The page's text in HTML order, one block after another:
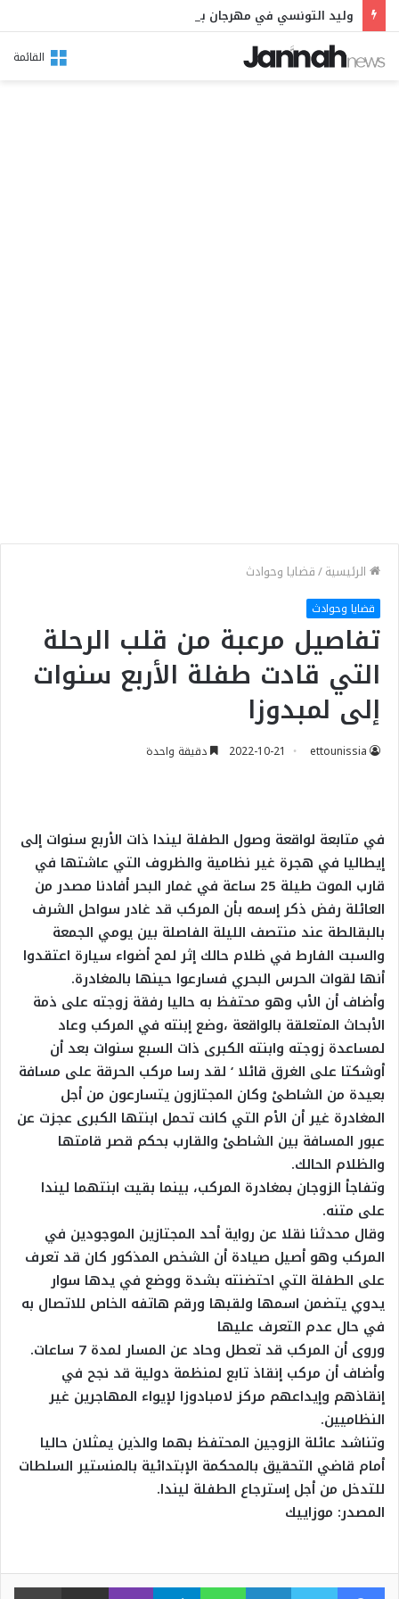
القائمة
الرئيسية/قضايا وحوادث
قضايا وحوادث
تفاصيل مرعبة من قلب الرحلة
التي قادت طفلة الأربع سنوات
إلى لمبدوزا
ettounissia
2022-10-21 دقيقة واحدة
في متابعة لواقعة وصول الطفلة ليندا ذات الأربع سنوات إلى
إيطاليا في هجرة غير نظامية والظروف التي عاشتها في
قارب الموت طيلة 25 ساعة في غمار البحر أفادنا مصدر من
العائلة رفض ذكر إسمه بأن المركب قد غادر سواحل الشرف
بالبقالطة عند منتصف الليلة الفاصلة بين يومي الجمعة
والسبت الفارط في ظلام حالك إثر لمح أضواء سيارة اعتقدوا
أنها لقوات الحرس البحري فسارعوا حينها بالمغادرة.
وأضاف أن الأب وهو محتفظ به حاليا رفقة زوجته على ذمة
الأبحاث المتعلقة بالواقعة ،وضع إبنته في المركب وعاد
لمساعدة زوجته وابنته الكبرى ذات السبع سنوات بعد أن
أوشكتا على الغرق قائلا ‘ لقد رسا مركب الحرقة على مسافة
بعيدة من الشاطئ وكان المجتازون يتسارعون من أجل
المغادرة غير أن الأم التي كانت تحمل ابنتها الكبرى عجزت عن
عبور المسافة بين الشاطئ والقارب بحكم قصر قامتها
والظلام الحالك.
وتفاجأ الزوجان بمغادرة المركب، بينما بقيت ابنتهما ليندا
على متنه.
وقال محدثنا نقلا عن رواية أحد المجتازين الموجودين في
المركب وهو أصيل صيادة أن الشخص المذكور كان قد تعرف
على الطفلة التي احتضنته بشدة ووضع في يدها سوار
يدوي يتضمن اسمها ولقبها ورقم هاتفه الخاص للاتصال به
في حال عدم التعرف عليها
وروى أن المركب قد تعطل وحاد عن المسار لمدة 7 ساعات.
وأضاف أن مركب إنقاذ تابع لمنظمة دولية قد نجح في
إنقاذهم وإيداعهم مركز لامبادوزا لإيواء المهاجرين غير
النظاميين.
وتناشد عائلة الزوجين المحتفظ بهما والذين يمثلان حاليا
أمام قاضي التحقيق بالمحكمة الإبتدائية بالمنستير السلطات
للتدخل من أجل إسترجاع الطفلة ليندا.
المصدر: موزاييك
فيسبوكتويتر لينكدإنواتساب تيلقرام ڤايبر مشاركة عبر البريد